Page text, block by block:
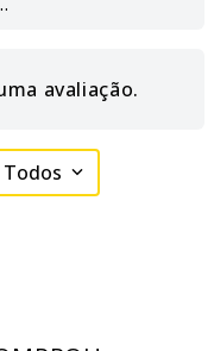
avaliação.
Todos